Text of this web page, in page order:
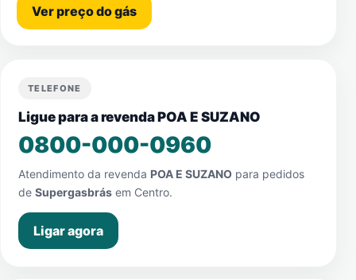
Ver preço do gás
TELEFONE
Ligue para a revenda POA E SUZANO
0800-000-0960
Atendimento da revenda POA E SUZANO para pedidos
de Supergasbrás em Centro.
Ligar agora